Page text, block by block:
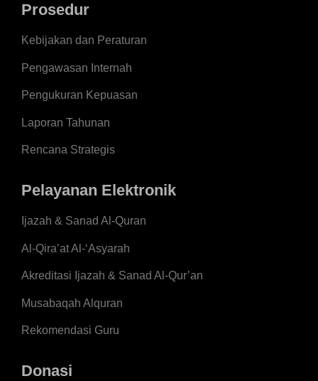
Prosedur
Kebijakan dan Peraturan
Pengawasan Internah
Pengukuran Kepuasan
Laporan Tahunan
Rencana Strategis
Pelayanan Elektronik
Ijazah & Sanad Al-Quran
Al-Qira’at Al-‘Asyarah
Akreditasi Ijazah & Sanad Al-Qur’an
Musabaqah Alquran
Rekomendasi Guru
Donasi